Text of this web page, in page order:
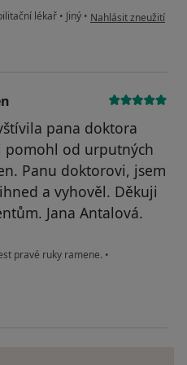
lékař • Jiný • podle názoru
Nahlásit zneužití
pana doktora
pomohl od urputných
Panu doktorovi, jsem
a vyhověl. Děkuji
Jana Antalová.
pravé ruky ramene. •